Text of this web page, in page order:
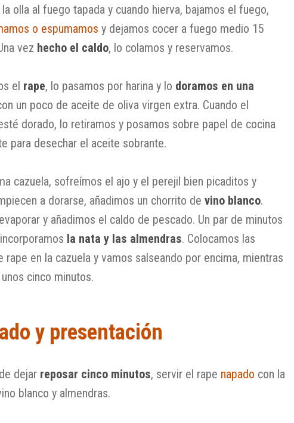
olla al fuego tapada y cuando hierva, bajamos el fuego,
o espumamos y dejamos cocer a fuego medio 15
vez hecho el caldo, lo colamos y reservamos.
el rape, lo pasamos por harina y lo doramos en una
un poco de aceite de oliva virgen extra. Cuando el
dorado, lo retiramos y posamos sobre papel de cocina
para desechar el aceite sobrante.
cazuela, sofreímos el ajo y el perejil bien picaditos y
a dorarse, añadimos un chorrito devino blanco.
y añadimos el caldo de pescado. Un par de minutos
la nata y las almendras. Colocamos las
rape en la cazuela y vamos salseando por encima, mientras
cinco minutos.
y presentación
dejar reposar cinco minutos, servir el rape napado con la
blanco y almendras.